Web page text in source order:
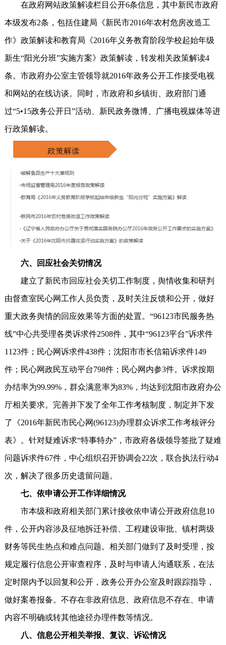
在政府网站政策解读栏目公开6条信息，其中新民市政府
本级发布2条，包括住建局《新民市2016年农村危房改造工
作》政策解读和教育局《2016年义务教育阶段学校起始年级
新生“阳光分班”实施方案》政策解读，转发相关政策解读4
条。市政府办公室主管领导就2016年政务公开工作接受电视
和网站的在线访谈。同时，市政府和乡镇街、政府部门通
过“5•15政务公开日”活动、新民政务微博、广播电视媒体等进
行政策解读。
六、回应社会关切情况
建立了新民市回应社会关切工作制度，舆情收集和研判
由督查室民心网工作人员负责，及时关注反馈和公开，做好
重大政务舆情的回应效果等方面的处置。“96123市民服务热
线”中心共受理各类诉求件2508件，其中“96123平台”诉求件
1123件；民心网诉求件438件；沈阳市市长信箱诉求件149
件；民心网政民互动平台798件；民心网内参3件。诉求按期
办结率为99.99%，群众满意率为83%，均达到沈阳市政府办公
厅相关要求。完善并下发了全年工作考核制度，制定并下发
了《2016年新民市民心网(96123)办理群众诉求工作考核评分
表》。针对疑难诉求“特事特办”，市政府各级领导签批了疑难
问题诉求件67件，中心组织召开协调会22次，联合执法行动4
次，解决了很多历史遗留问题。
七、依申请公开工作详细情况
市本级和政府相关部门累计接收依申请公开政府信息10
件，公开内容涉及征地拆迁补偿、工程建设审批、镇村两级
财务等民生热点和难点问题。相关部门做到了及时受理，按
规定履行信息公开审查程序，及时与申请人沟通联系，在法
定时限内予以回复和公开，政务公开办公室及时跟踪指导，
做好案卷报备。不存在非政府信息、政府信息不存在、申请
内容不明确或转其他途径办理件数等情况。
八、信息公开相关举报、复议、诉讼情况